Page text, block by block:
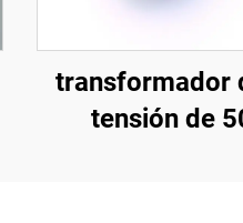
transformador
tensión de